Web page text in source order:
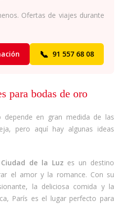
Ofertas de viajes durante
📞 91 557 68 08
para bodas de oro
depende en gran medida de las
pero aquí hay algunas ideas
de la Luz es un destino
el amor y la romance. Con su
la deliciosa comida y la
París es el lugar perfecto para